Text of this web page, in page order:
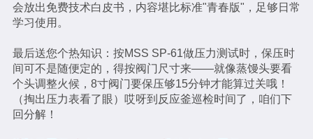
会放出免费技术白皮书，内容堪比标准"青春版"，足够日常
学习使用。
最后送您个热知识：按MSS SP-61做压力测试时，保压时
间可不是随便定的，得按阀门尺寸来——就像蒸馒头要看
个头调整火候，8寸阀门要保压够15分钟才能算过关哦！
（掏出压力表看了眼）哎呀到反应釜巡检时间了，咱们下
回分解！